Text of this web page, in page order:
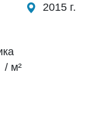
2015 г.
/ м²